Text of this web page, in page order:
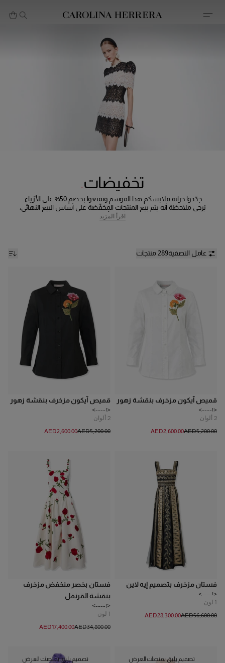
بيان إمكانية الوصول (الرابط)
تخفيضات
جدّدوا خزانة ملابسكم هذا الموسم وتمتعوا بخصم 50% على الأزياء.
يُرجى ملاحظة أنه يتم بيع المنتجات المخفّضة على أساس البيع النهائي،
لذلك لا يمكن إرجاعها أو استبدالها للأسف.
اقرأ المزيد
عامل التصفية289 منتجات
قميص آيكون مزخرف بنقشة زهور
<!---->
2 ألوان
AED‌5,200.00
AED‌2,600.00
قميص آيكون مزخرف بنقشة زهور
<!---->
2 ألوان
AED‌5,200.00
AED‌2,600.00
فستان مزخرف بتصميم إيه لاين
<!---->
1 لون
AED‌56,600.00
AED‌28,300.00
فستان بخصر منخفض مزخرف
بنقشة القرنفل
<!---->
1 لون
AED‌34,800.00
AED‌17,400.00
تصميم يليق بمنصات العرض تصميم يليق بمنصات العرض